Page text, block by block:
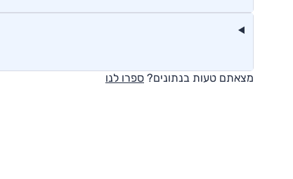
מצאתם טעות בנתונים? ספרו לנו